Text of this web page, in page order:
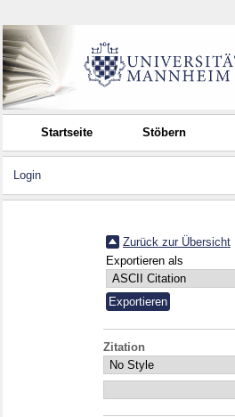
Startseite Stöbern
Login
Zurück zur Übersicht
Exportieren als
Zitation